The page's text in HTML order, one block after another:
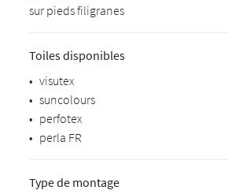
sur pieds filigranes
Toiles disponibles
• visutex
• suncolours
• perfotex
• perla FR
Type de montage